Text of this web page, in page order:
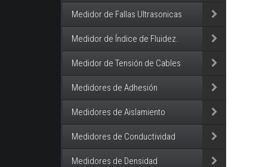
Medidor de Fallas Ultrasonicas
Medidor de Índice de Fluidez.
Medidor de Tensión de Cables
Medidores de Adhesión
Medidores de Aislamiento
Medidores de Conductividad
Medidores de Densidad